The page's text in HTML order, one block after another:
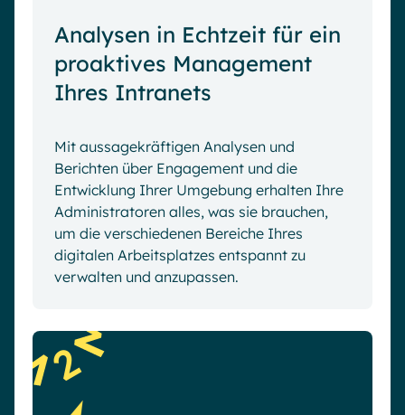
Analysen in Echtzeit für ein
proaktives Management
Ihres Intranets
Mit aussagekräftigen Analysen und
Berichten über Engagement und die
Entwicklung Ihrer Umgebung erhalten Ihre
Administratoren alles, was sie brauchen,
um die verschiedenen Bereiche Ihres
digitalen Arbeitsplatzes entspannt zu
verwalten und anzupassen.
2